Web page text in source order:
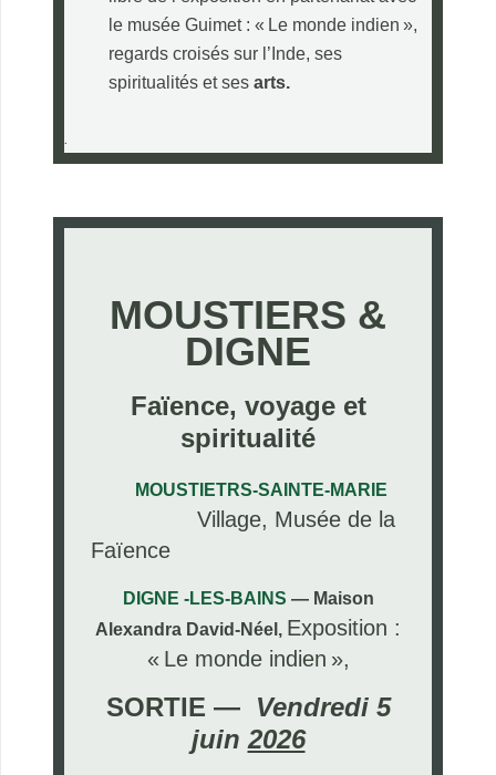
le musée Guimet : « Le monde indien »,
regards croisés sur l’Inde, ses
spiritualités et ses arts.
.
MOUSTIERS &
DIGNE
Faïence, voyage et
spiritualité
MOUSTIETRS-SAINTE-MARIE
Village, Musée de la
Faïence
DIGNE -LES-BAINS — Maison
Alexandra David-Néel, Exposition :
« Le monde indien »,
SORTIE — Vendredi 5
juin 2026